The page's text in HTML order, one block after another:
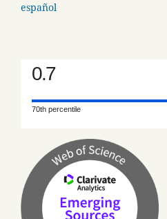
español
0.7
70th percentile